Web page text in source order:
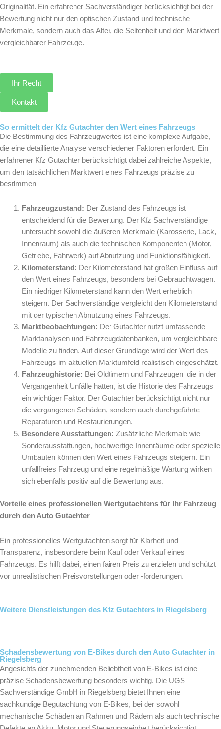
Originalität. Ein erfahrener Sachverständiger berücksichtigt bei der
Bewertung nicht nur den optischen Zustand und technische
Merkmale, sondern auch das Alter, die Seltenheit und den Marktwert
vergleichbarer Fahrzeuge.
Ihr Recht
Kontakt
So ermittelt der Kfz Gutachter den Wert eines Fahrzeugs
Die Bestimmung des Fahrzeugwertes ist eine komplexe Aufgabe,
die eine detaillierte Analyse verschiedener Faktoren erfordert. Ein
erfahrener Kfz Gutachter berücksichtigt dabei zahlreiche Aspekte,
um den tatsächlichen Marktwert eines Fahrzeugs präzise zu
bestimmen:
Fahrzeugzustand: Der Zustand des Fahrzeugs ist
entscheidend für die Bewertung. Der Kfz Sachverständige
untersucht sowohl die äußeren Merkmale (Karosserie, Lack,
Innenraum) als auch die technischen Komponenten (Motor,
Getriebe, Fahrwerk) auf Abnutzung und Funktionsfähigkeit.
Kilometerstand: Der Kilometerstand hat großen Einfluss auf
den Wert eines Fahrzeugs, besonders bei Gebrauchtwagen.
Ein niedriger Kilometerstand kann den Wert erheblich
steigern. Der Sachverständige vergleicht den Kilometerstand
mit der typischen Abnutzung eines Fahrzeugs.
Marktbeobachtungen: Der Gutachter nutzt umfassende
Marktanalysen und Fahrzeugdatenbanken, um vergleichbare
Modelle zu finden. Auf dieser Grundlage wird der Wert des
Fahrzeugs im aktuellen Marktumfeld realistisch eingeschätzt.
Fahrzeughistorie: Bei Oldtimern und Fahrzeugen, die in der
Vergangenheit Unfälle hatten, ist die Historie des Fahrzeugs
ein wichtiger Faktor. Der Gutachter berücksichtigt nicht nur
die vergangenen Schäden, sondern auch durchgeführte
Reparaturen und Restaurierungen.
Besondere Ausstattungen: Zusätzliche Merkmale wie
Sonderausstattungen, hochwertige Innenräume oder spezielle
Umbauten können den Wert eines Fahrzeugs steigern. Ein
unfallfreies Fahrzeug und eine regelmäßige Wartung wirken
sich ebenfalls positiv auf die Bewertung aus.
Vorteile eines professionellen Wertgutachtens für Ihr Fahrzeug
durch den Auto Gutachter
Ein professionelles Wertgutachten sorgt für Klarheit und
Transparenz, insbesondere beim Kauf oder Verkauf eines
Fahrzeugs. Es hilft dabei, einen fairen Preis zu erzielen und schützt
vor unrealistischen Preisvorstellungen oder -forderungen.
Weitere Dienstleistungen des Kfz Gutachters in Riegelsberg
Schadensbewertung von E-Bikes durch den Auto Gutachter in
Riegelsberg
Angesichts der zunehmenden Beliebtheit von E-Bikes ist eine
präzise Schadensbewertung besonders wichtig. Die UGS
Sachverständige GmbH in Riegelsberg bietet Ihnen eine
sachkundige Begutachtung von E-Bikes, bei der sowohl
mechanische Schäden an Rahmen und Rädern als auch technische